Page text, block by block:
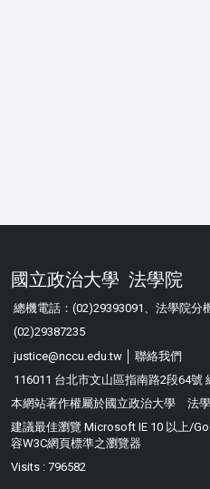
國立政治大學 法學院
總機電話：(02)29393091、法學院分
(02)29387235
justice@nccu.edu.tw │聯絡我們
116011 台北市文山區指南路2段64號
本網站著作權屬於國立政治大學 法
建議最佳瀏覽 Microsoft IE 10 以上/
容W3C網頁標準之瀏覽器
Visits : 796582